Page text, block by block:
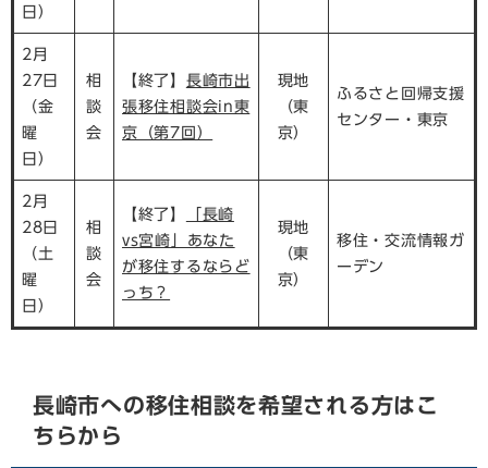
日）
2月
27日
（金
曜
日）
相
談
会
【終了】 長崎市出
張移住相談会in東
京（第7回）
現地
（東
京）
ふるさと回帰支援
センター・東京
2月
28日
（土
曜
日）
相
談
会
【終了】
「長崎
vs宮崎」あなた
が移住するならど
っち？
現地
（東
京）
移住・交流情報ガ
ーデン
長崎市への移住相談を希望される方はこ
ちらから